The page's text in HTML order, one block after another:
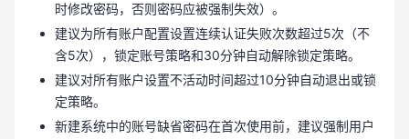
时修改密码，否则密码应被强制失效）。
建议为所有账户配置设置连续认证失败次数超过5次（不
含5次），锁定账号策略和30分钟自动解除锁定策略。
建议对所有账户设置不活动时间超过10分钟自动退出或锁
定策略。
新建系统中的账号缺省密码在首次使用前，建议强制用户